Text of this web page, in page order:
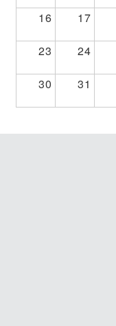
16 17
23 24
30 31